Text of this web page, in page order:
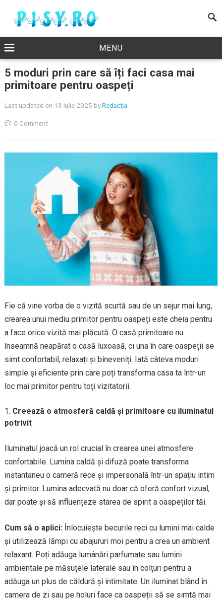
MENU
5 moduri prin care să îți faci casa mai
primitoare pentru oaspeți
Last updated on 13 iulie 2025 byRedacția
0 Comment
Fie că vine vorba de o vizită scurtă sau de un sejur mai lung,
crearea unui mediu primitor pentru oaspeți este cheia pentru
a face orice vizită mai plăcută. O casă primitoare nu
înseamnă neapărat o casă luxoasă, ci una în care oaspeții se
simt confortabil, relaxați și bineveniți. Iată câteva moduri
simple și eficiente prin care poți transforma casa ta într-un
loc mai primitor pentru toți vizitatorii.
Creează o atmosferă caldă și primitoare cu iluminatul
potrivit
Iluminatul joacă un rol crucial în crearea unei atmosfere
confortabile. Lumina caldă și difuză poate transforma
instantaneu o cameră rece și impersonală într-un spațiu intim
și primitor. Lumina adecvată nu doar că oferă confort vizual,
dar poate și să influențeze starea de spirit a oaspeților tăi.
Cum să o aplici: Înlocuiește becurile reci cu lumini mai calde
și utilizează lămpi cu abajururi moi pentru a crea un ambient
relaxant. Poți adăuga lumânări parfumate sau lumini
ambientale pe măsuțele laterale sau în colțuri pentru a
adăuga un plus de căldură și intimitate. Un iluminat blând în
camera de zi sau pe holuri face ca oaspeții să se simtă mai